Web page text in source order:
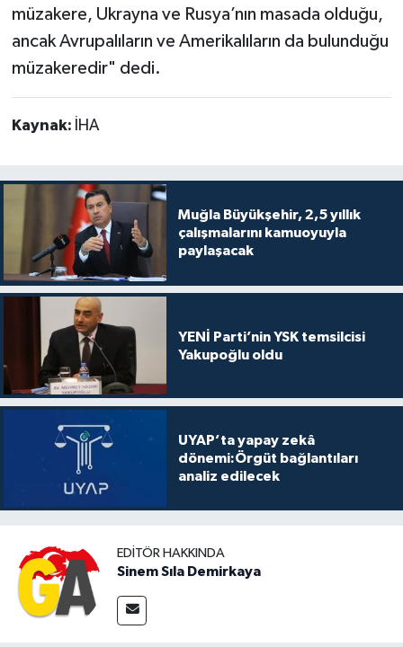
müzakere, Ukrayna ve Rusya’nın masada olduğu,
ancak Avrupalıların ve Amerikalıların da bulunduğu
müzakeredir" dedi.
Kaynak: İHA
Muğla Büyükşehir, 2,5 yıllık
çalışmalarını kamuoyuyla
paylaşacak
YENİ Parti’nin YSK temsilcisi
Yakupoğlu oldu
UYAP’ta yapay zekâ
dönemi:Örgüt bağlantıları
analiz edilecek
EDITÖR HAKKINDA
Sinem Sıla Demirkaya